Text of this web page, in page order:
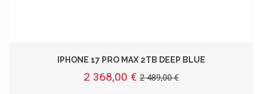
IPHONE 17 PRO MAX 2TB DEEP BLUE
2 368,00 € 2 489,00 €